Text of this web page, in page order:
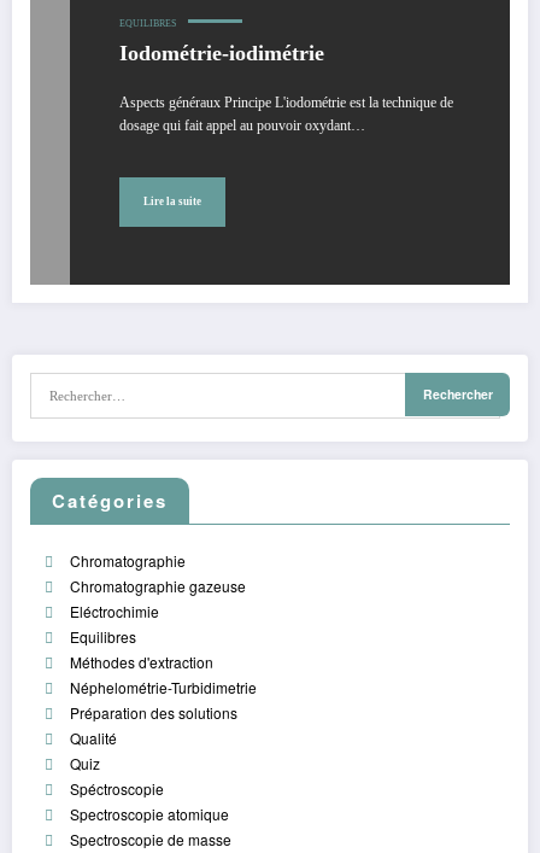
EQUILIBRES
Iodométrie-iodimétrie
Aspects généraux Principe L'iodométrie est la technique de
dosage qui fait appel au pouvoir oxydant…
Lire la suite
Catégories
Chromatographie
Chromatographie gazeuse
Eléctrochimie
Equilibres
Méthodes d'extraction
Néphelométrie-Turbidimetrie
Préparation des solutions
Qualité
Quiz
Spéctroscopie
Spectroscopie atomique
Spectroscopie de masse